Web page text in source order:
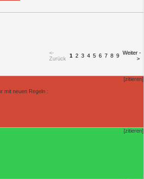
<-
Zurück
1 2 3 4 5 6 7 8 9 Weiter -
>
[zitieren]
mit neuen Regeln :
[zitieren]